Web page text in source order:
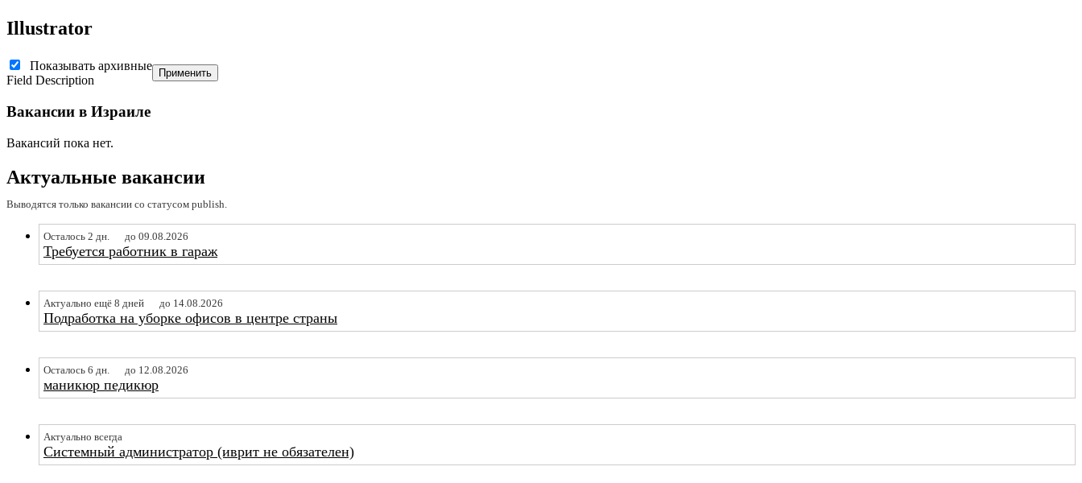
Illustrator
Показывать архивные
Field Description
Применить
Вакансии в Израиле
Вакансий пока нет.
Актуальные вакансии
Выводятся только вакансии со статусом publish.
Осталось 2 дн. до 09.08.2026
Требуется работник в гараж
Актуально ещё 8 дней до 14.08.2026
Подработка на уборке офисов в центре страны
Осталось 6 дн. до 12.08.2026
маникюр педикюр
Актуально всегда
Системный администратор (иврит не обязателен)